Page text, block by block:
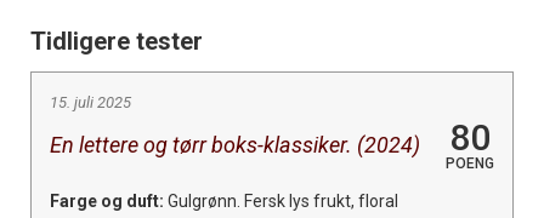
Tidligere tester
15. juli 2025
En lettere og tørr boks-klassiker. (2024) 80
POENG
Farge og duft: Gulgrønn. Fersk lys frukt, floral